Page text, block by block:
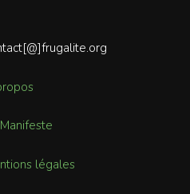
légales